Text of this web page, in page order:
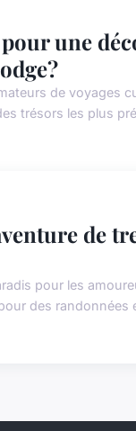
une
de voyages
trésors les plus
de
pour les
des randonnées